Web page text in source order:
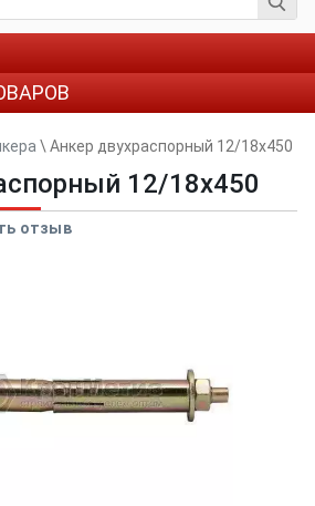
\ Анкер двуxраспорный 12/18x450
12/18x450
отзыв